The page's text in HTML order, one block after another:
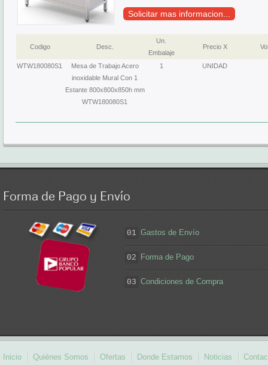
Solicitar mas informacion...
Codigo Desc.
Un.
Embalaje
Precio X
WTW180080S1
Mesa de Trabajo Acero
inoxidable Mural Con 1
Estante 800x800x850h mm
WTW180080S1
1 UNIDAD
Forma de Pago y Envío
01 Gastos de Envío
02 Forma de Pago
03 Condiciones de Compra
Inicio Quiénes Somos Ofertas Donde Estamos Noticias